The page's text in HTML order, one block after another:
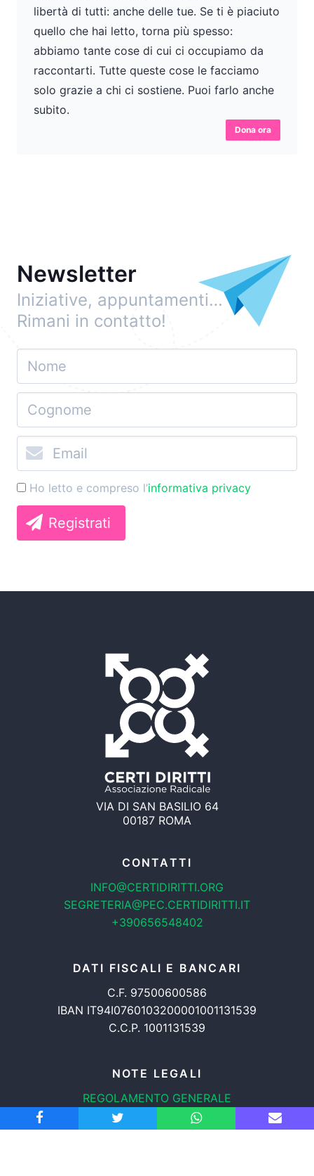
libertà di tutti: anche delle tue. Se ti è piaciuto
quello che hai letto, torna più spesso:
abbiamo tante cose di cui ci occupiamo da
raccontarti. Tutte queste cose le facciamo
solo grazie a chi ci sostiene. Puoi farlo anche
subito.
Dona ora
Newsletter
Iniziative, appuntamenti…
Rimani in contatto!
Ho letto e compreso l’informativa privacy
Registrati
VIA DI SAN BASILIO 64
00187 ROMA
CONTATTI
INFO@CERTIDIRITTI.ORG
SEGRETERIA@PEC.CERTIDIRITTI.IT
+390656548402
DATI FISCALI E BANCARI
C.F. 97500600586
IBAN IT94I0760103200001001131539
C.C.P. 1001131539
NOTE LEGALI
REGOLAMENTO GENERALE
PROTEZIONE DATI
INFORMATIVA COOKIES